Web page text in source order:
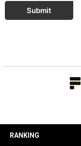
Submit
RANKING